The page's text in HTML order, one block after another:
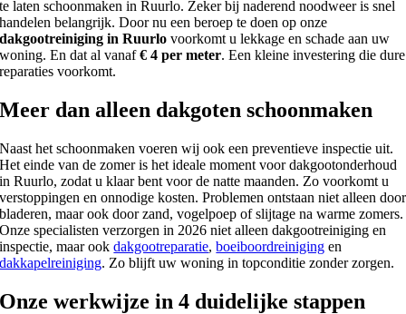
te laten schoonmaken in Ruurlo. Zeker bij naderend noodweer is snel
handelen belangrijk. Door nu een beroep te doen op onze
dakgootreiniging in Ruurlo voorkomt u lekkage en schade aan uw
woning. En dat al vanaf€ 4 per meter. Een kleine investering die dure
reparaties voorkomt.
Meer dan alleen dakgoten schoonmaken
Naast het schoonmaken voeren wij ook een preventieve inspectie uit.
Het einde van de zomer is het ideale moment voor dakgootonderhoud
in Ruurlo, zodat u klaar bent voor de natte maanden. Zo voorkomt u
verstoppingen en onnodige kosten. Problemen ontstaan niet alleen door
bladeren, maar ook door zand, vogelpoep of slijtage na warme zomers.
Onze specialisten verzorgen in 2026 niet alleen dakgootreiniging en
inspectie, maar ookdakgootreparatie,boeiboordreiniging en
dakkapelreiniging. Zo blijft uw woning in topconditie zonder zorgen.
Onze werkwijze in 4 duidelijke stappen